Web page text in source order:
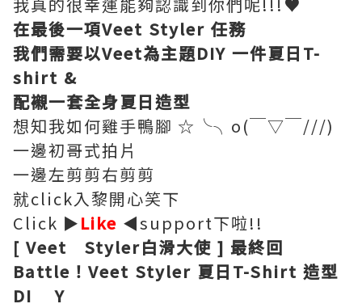
在最後一項Veet Styler 任務
我們需要以Veet為主題DIY 一件夏日T-
shirt &
配襯一套全身夏日造型
想知我如何雞手鴨腳 ☆╰╮o(￣▽￣///)
一邊初哥式拍片
一邊左剪剪右剪剪
就click入黎開心笑下
Click ►Like ◄support下啦!!
[ Veet Styler白滑大使 ] 最終回
Battle！Veet Styler 夏日T-Shirt 造型
DI Y